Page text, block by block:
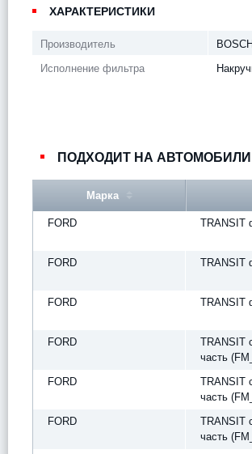
ХАРАКТЕРИСТИКИ
Производитель
BOSCH
Исполнение фильтра
ПОДХОДИТ НА АВТОМОБИЛИ
Марка
FORD TRANSIT
FORD TRANSIT
FORD TRANSIT
FORD
TRANSIT
часть
FORD
TRANSIT
часть
FORD
TRANSIT
часть